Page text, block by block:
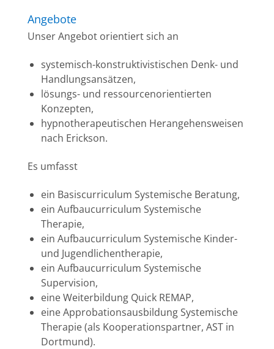
Angebote
Unser Angebot orientiert sich an
systemisch-konstruktivistischen Denk- und
Handlungsansätzen,
lösungs- und ressourcenorientierten
Konzepten,
hypnotherapeutischen Herangehensweisen
nach Erickson.
Es umfasst
ein Basiscurriculum Systemische Beratung,
ein Aufbaucurriculum Systemische
Therapie,
ein Aufbaucurriculum Systemische Kinder-
und Jugendlichentherapie,
ein Aufbaucurriculum Systemische
Supervision,
eine Weiterbildung Quick REMAP,
eine Approbationsausbildung Systemische
Therapie (als Kooperationspartner, AST in
Dortmund).